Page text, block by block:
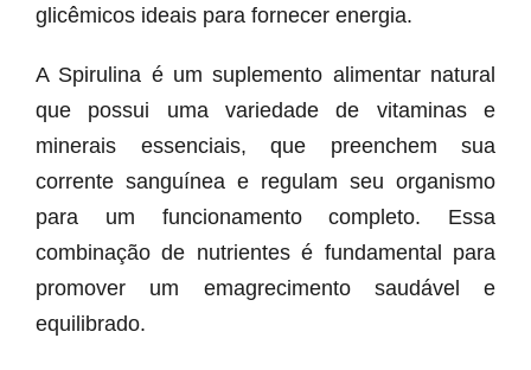
glicêmicos ideais para fornecer energia.
A Spirulina é um suplemento alimentar natural
que possui uma variedade de vitaminas e
minerais essenciais, que preenchem sua
corrente sanguínea e regulam seu organismo
para um funcionamento completo. Essa
combinação de nutrientes é fundamental para
promover um emagrecimento saudável e
equilibrado.